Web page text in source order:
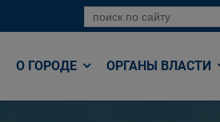
О ГОРОДЕ ОРГАНЫ ВЛАСТИ